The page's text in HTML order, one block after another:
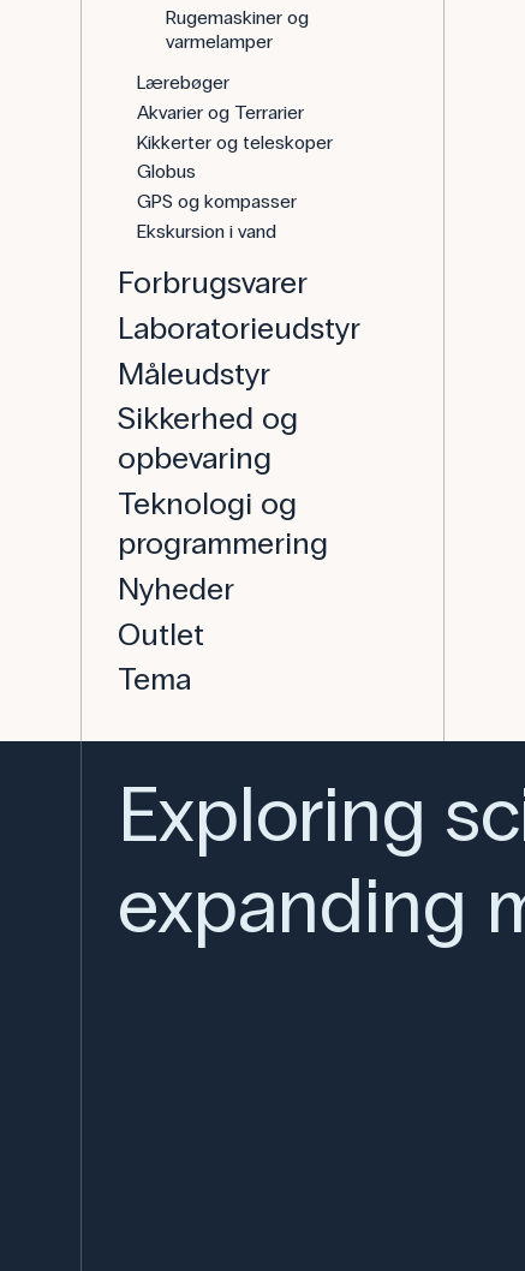
Rugemaskiner og
varmelamper
Lærebøger
Akvarier og Terrarier
Kikkerter og teleskoper
Globus
GPS og kompasser
Ekskursion i vand
Forbrugsvarer
Laboratorieudstyr
Måleudstyr
Sikkerhed og
opbevaring
Teknologi og
programmering
Nyheder
Outlet
Tema
Exploring
expanding